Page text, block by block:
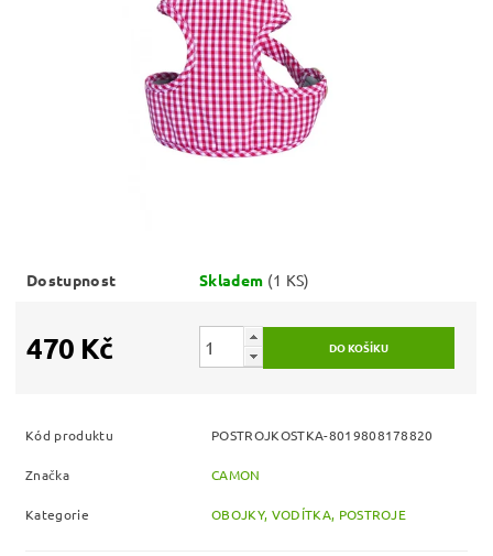
Dostupnost Skladem (1 KS)
470 Kč
Kód produktu POSTROJKOSTKA-8019808178820
Značka CAMON
Kategorie OBOJKY, VODÍTKA, POSTROJE